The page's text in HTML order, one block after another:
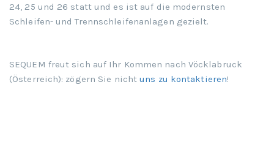
24, 25 und 26 statt und es ist auf die modernsten
Schleifen- und Trennschleifenanlagen gezielt.
SEQUEM freut sich auf Ihr Kommen nach Vöcklabruck
(Österreich): zögern Sie nichtuns zu kontaktieren!